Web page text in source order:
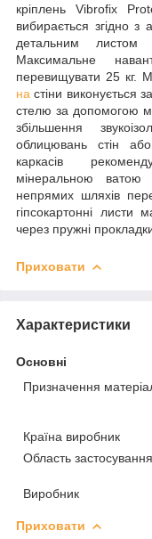
кріплень Vibrofix
вибирається згідно
детальним листом
Максимальне
перевищувати 25 кг.
настіни виконується
стелю за допомогою
збільшення
облицювань стін або
каркасів
мінеральною
непрямих шляхів
гіпсокартонні листи
через пружні
Приховати
Характеристики
Основні
Призначення
Країна виробник
Область застосування
Виробник
Приховати